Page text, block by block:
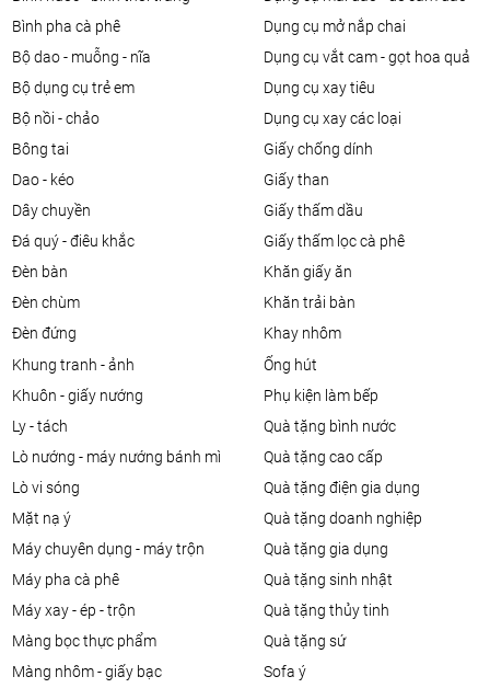
bình pha cà phê
bộ dao - muỗng - nĩa
bộ dụng cụ trẻ em
bộ nồi - chảo
bông tai
dao - kéo
dây chuyền
đá quý - điêu khắc
đèn bàn
đèn chùm
đèn đứng
dụng cụ mở nắp chai
dụng cụ vắt cam - gọt hoa quả
dụng cụ xay tiêu
dụng cụ xay các loại
giấy chống dính
giấy than
giấy thấm dầu
giấy thấm lọc cà phê
khăn giấy ăn
khăn trải bàn
khay nhôm
khung tranh - ảnh
khuôn - giấy nướng
ly - tách
lò nướng - máy nướng bánh mì
lò vi sóng
mặt nạ ý
máy chuyên dụng - máy trộn
máy pha cà phê
máy xay - ép - trộn
màng bọc thực phẩm
màng nhôm - giấy bạc
ống hút
phụ kiện làm bếp
quà tặng bình nước
quà tặng cao cấp
quà tặng điện gia dụng
quà tặng doanh nghiệp
quà tặng gia dụng
quà tặng sinh nhật
quà tặng thủy tinh
quà tặng sứ
sofa ý